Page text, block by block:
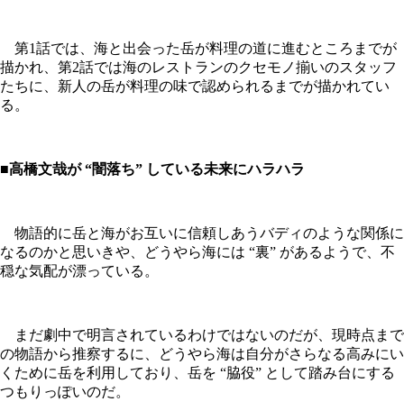
第1話では、海と出会った岳が料理の道に進むところまでが
描かれ、第2話では海のレストランのクセモノ揃いのスタッフ
たちに、新人の岳が料理の味で認められるまでが描かれてい
る。
■高橋文哉が “闇落ち” している未来にハラハラ
物語的に岳と海がお互いに信頼しあうバディのような関係に
なるのかと思いきや、どうやら海には “裏” があるようで、不
穏な気配が漂っている。
まだ劇中で明言されているわけではないのだが、現時点まで
の物語から推察するに、どうやら海は自分がさらなる高みにい
くために岳を利用しており、岳を “脇役” として踏み台にする
つもりっぽいのだ。